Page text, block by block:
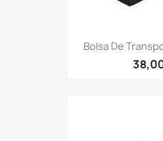
Bolsa De